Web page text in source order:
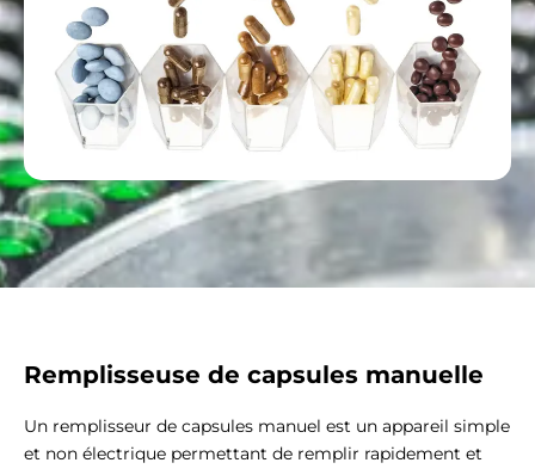
Remplisseuse de capsules manuelle
Un remplisseur de capsules manuel est un appareil simple
et non électrique permettant de remplir rapidement et